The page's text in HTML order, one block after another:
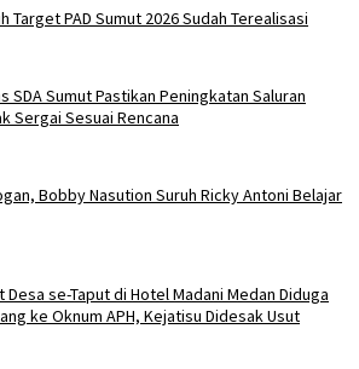
Target PAD Sumut 2026 Sudah Terealisasi
SDA Sumut Pastikan Peningkatan Saluran
Sergai Sesuai Rencana
Bobby Nasution Suruh Ricky Antoni Belajar
se-Taput di Hotel Madani Medan Diduga
ke Oknum APH, Kejatisu Didesak Usut